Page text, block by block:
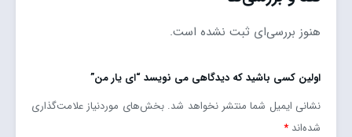
هنوز بررسی‌ای ثبت نشده است.
اولین کسی باشید که دیدگاهی می نویسد “ای یار من”
نشانی ایمیل شما منتشر نخواهد شد. بخش‌های موردنیاز علامت‌گذاری
شده‌اند *